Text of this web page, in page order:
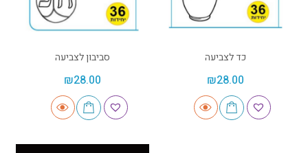
כד לצביעה
₪28.00
סביבון לצביעה
₪28.00